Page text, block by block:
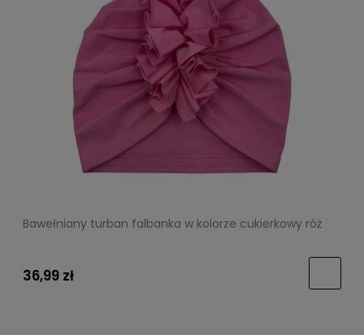
Bawełniany turban falbanka w kolorze cukierkowy róż
36,99 zł